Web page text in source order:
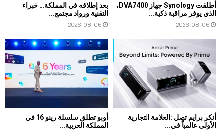
أطلقت Synology جهاز DVA7400،
الذي يوفر مراقبة ذكية...
2026-08-06
بعد إطلاقه في المملكة… خبراء
التقنية ورواد مجتمع...
2026-08-06
أنكر برايم تصل :العلامة التجارية
الأولى عالمياً في...
أوبو تطلق سلسلة رينو 16 في
المملكة العربية...